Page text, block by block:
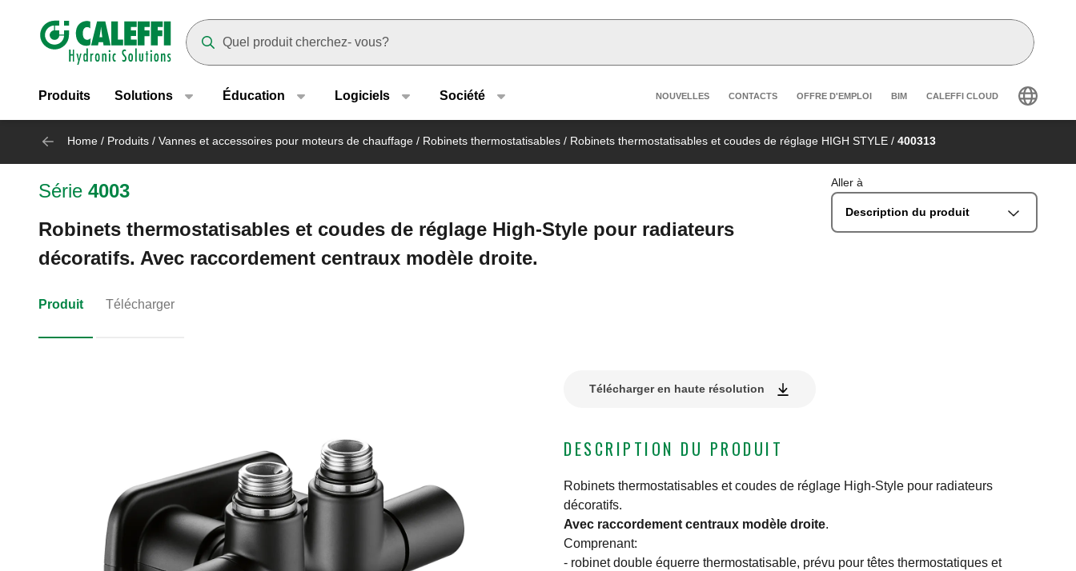
Header main navigation
Produits Solutions Éducation Logiciels Société Header secondary navigation
NOUVELLES CONTACTS OFFRE D'EMPLOI BIM CALEFFI CLOUD
Home / Produits / Vannes et accessoires pour moteurs de chauffage / Robinets thermostatisables / Robinets thermostatisables et coudes de réglage HIGH STYLE / 400313
Série 4003
Robinets thermostatisables et coudes de réglage High-Style pour radiateurs
décoratifs. Avec raccordement centraux modèle droite.
Aller à
Description du produit
Produit Télécharger
Télécharger en haute résolution
DESCRIPTION DU PRODUIT
Robinets thermostatisables et coudes de réglage High-Style pour radiateurs
décoratifs.
Avec raccordement centraux modèle droite.
Comprenant:
- robinet double équerre thermostatisable, prévu pour têtes thermostatiques et